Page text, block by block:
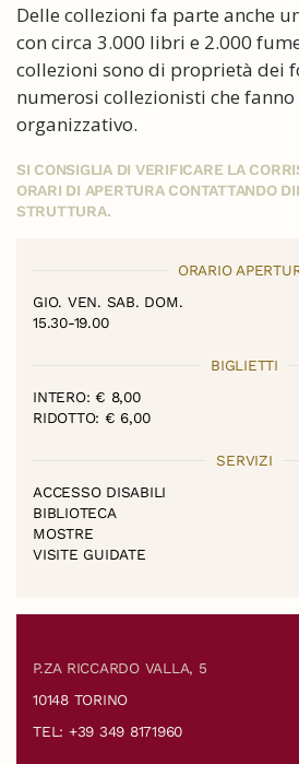
Delle collezioni fa parte anche
con circa 3.000 libri e 2.000
collezioni sono di proprietà dei
numerosi collezionisti che
organizzativo.
SI CONSIGLIA DI VERIFICARE LA
ORARI DI APERTURA CONTATTANDO
STRUTTURA.
ORARIO
GIO. VEN. SAB. DOM.
15.30-19.00
BIGLIETTI
INTERO: € 8,00
RIDOTTO: € 6,00
SERVIZI
ACCESSO DISABILI
BIBLIOTECA
MOSTRE
VISITE GUIDATE
P.ZA RICCARDO VALLA, 5
10148 TORINO
TEL: +39 349 8171960